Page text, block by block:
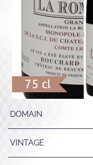
75 cl
DOMAIN
VINTAGE